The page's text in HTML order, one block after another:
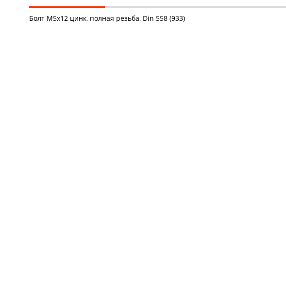
Болт М5х12 цинк, полная резьба, Din 558 (933)